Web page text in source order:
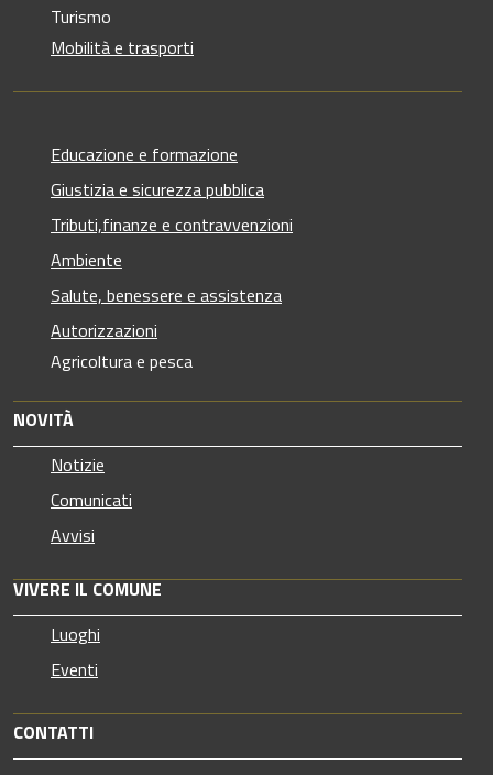
Turismo
Mobilità e trasporti
Educazione e formazione
Giustizia e sicurezza pubblica
Tributi,finanze e contravvenzioni
Ambiente
Salute, benessere e assistenza
Autorizzazioni
Agricoltura e pesca
NOVITÀ
Notizie
Comunicati
Avvisi
VIVERE IL COMUNE
Luoghi
Eventi
CONTATTI